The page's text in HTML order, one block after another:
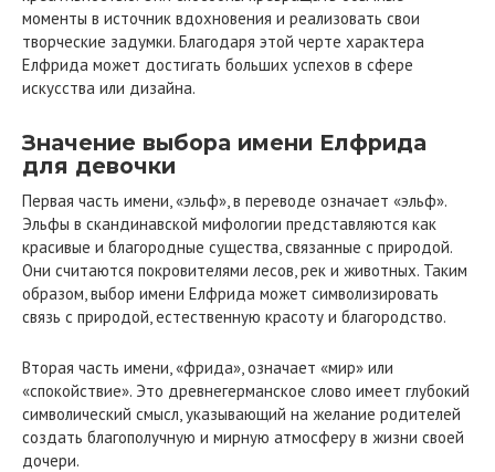
моменты в источник вдохновения и реализовать свои
творческие задумки. Благодаря этой черте характера
Елфрида может достигать больших успехов в сфере
искусства или дизайна.
Значение выбора имени Елфрида
для девочки
Первая часть имени, «эльф», в переводе означает «эльф».
Эльфы в скандинавской мифологии представляются как
красивые и благородные существа, связанные с природой.
Они считаются покровителями лесов, рек и животных. Таким
образом, выбор имени Елфрида может символизировать
связь с природой, естественную красоту и благородство.
Вторая часть имени, «фрида», означает «мир» или
«спокойствие». Это древнегерманское слово имеет глубокий
символический смысл, указывающий на желание родителей
создать благополучную и мирную атмосферу в жизни своей
дочери.